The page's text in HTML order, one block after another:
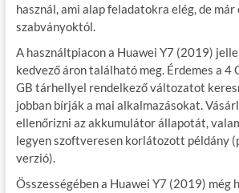
használ, ami alap feladatokra elég, de már
szabványoktól.
A használtpiacon a Huawei Y7 (2019)
kedvező áron található meg. Érdemes a 4
GB tárhellyel rendelkező változatot
jobban bírják a mai alkalmazásokat.
ellenőrizni az akkumulátor állapotát,
legyen szoftveresen korlátozott példány
verzió).
Összességében a Huawei Y7 (2019) még